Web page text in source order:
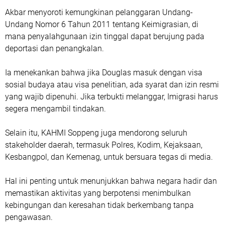
Akbar menyoroti kemungkinan pelanggaran Undang-
Undang Nomor 6 Tahun 2011 tentang Keimigrasian, di
mana penyalahgunaan izin tinggal dapat berujung pada
deportasi dan penangkalan.
Ia menekankan bahwa jika Douglas masuk dengan visa
sosial budaya atau visa penelitian, ada syarat dan izin resmi
yang wajib dipenuhi. Jika terbukti melanggar, Imigrasi harus
segera mengambil tindakan.
Selain itu, KAHMI Soppeng juga mendorong seluruh
stakeholder daerah, termasuk Polres, Kodim, Kejaksaan,
Kesbangpol, dan Kemenag, untuk bersuara tegas di media.
Hal ini penting untuk menunjukkan bahwa negara hadir dan
memastikan aktivitas yang berpotensi menimbulkan
kebingungan dan keresahan tidak berkembang tanpa
pengawasan.